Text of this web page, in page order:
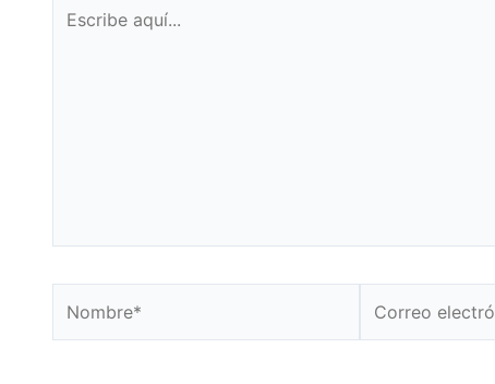
aquí...
electrónico*